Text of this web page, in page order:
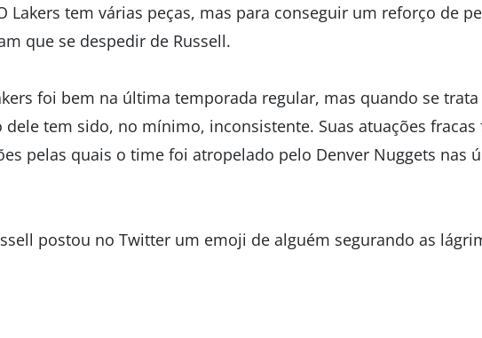
Lakers tem várias peças, mas para conseguir um reforço de
que se despedir de Russell.
foi bem na última temporada regular, mas quando se trata
tem sido, no mínimo, inconsistente. Suas atuações fracas
pelas quais o time foi atropelado pelo Denver Nuggets nas
postou no Twitter um emoji de alguém segurando as